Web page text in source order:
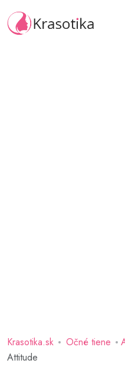
Krasotika.sk Očné tiene
Attitude